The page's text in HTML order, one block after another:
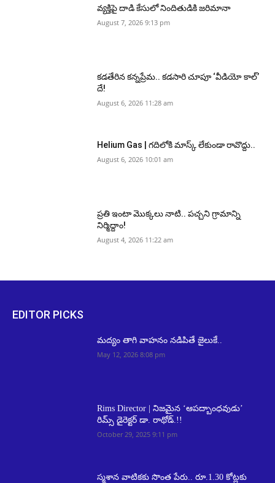
వ్యక్తిపై దాడి కేసులో నిందితుడికి జరిమానా
August 7, 2026 9:13 pm
కడతేరిన కన్నప్రేమ.. కడసారి చూపూ ‘వీడియో కాల్’
దే!
August 6, 2026 11:28 am
Helium Gas | గదిలోకి మాస్క్ లేకుండా రావొద్దు..
August 6, 2026 10:01 am
ప్రతి ఇంటా మొక్కలు నాటి.. పచ్చని గ్రామాన్ని
నిర్మిద్దాం!
August 4, 2026 11:22 am
EDITOR PICKS
మద్యం తాగి వాహనం నడిపితే జైలుకే..
May 12, 2026 8:08 pm
Rims Director | నిజమైన ‘ఆపద్బాంధవుడు’
రిమ్స్ డైరెక్టర్ డా. రాథోడ్.!!
October 29, 2025 9:11 pm
స్మశాన వాటికకు సొంత పేరు.. రూ.1.30 కోట్లకు